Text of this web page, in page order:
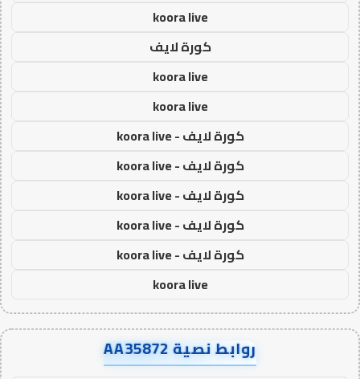
koora live
كورة لايف
koora live
koora live
كورة لايف - koora live
كورة لايف - koora live
كورة لايف - koora live
كورة لايف - koora live
كورة لايف - koora live
koora live
روابط نصية AA35872